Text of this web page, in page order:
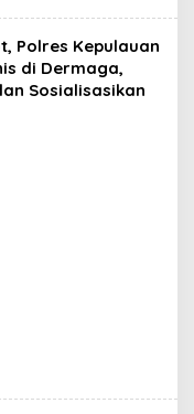
Polres Kepulauan
di Dermaga,
Sosialisasikan